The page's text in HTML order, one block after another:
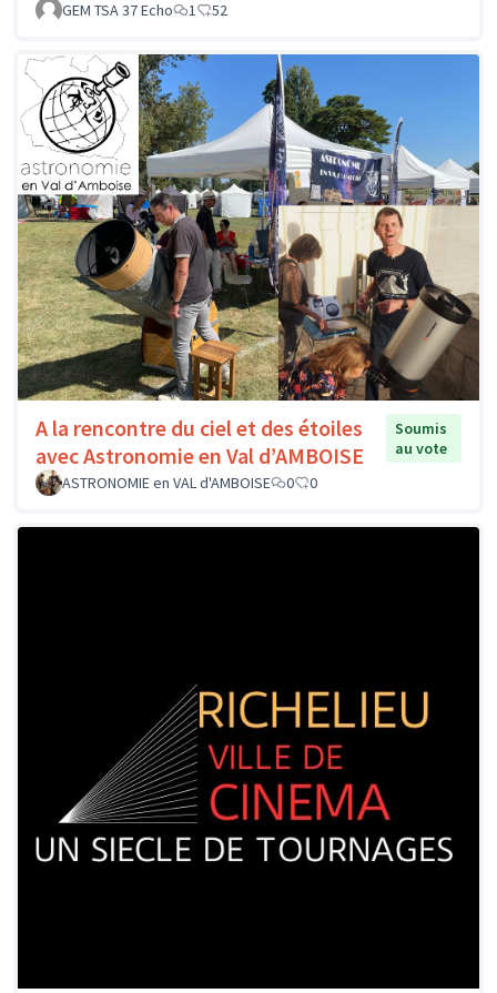
GEM TSA 37 Echo 1 52
A la rencontre du ciel et des étoiles
avec Astronomie en Val d’AMBOISE
Soumis
au vote
ASTRONOMIE en VAL d'AMBOISE
0 0